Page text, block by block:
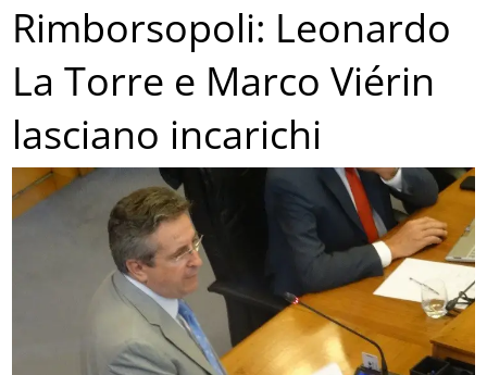
Rimborsopoli: Leonardo
La Torre e Marco Viérin
lasciano incarichi